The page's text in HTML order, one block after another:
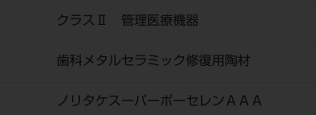
クラスⅡ 管理医療機器
歯科メタルセラミック修復用陶材
ノリタケスーパーポーセレンＡＡＡ